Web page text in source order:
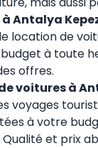
Antalya
location de
à toute
offres.
voitures à
voyages
à votre
et prix